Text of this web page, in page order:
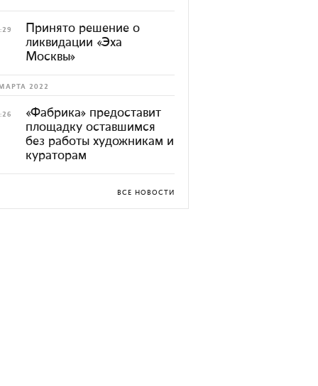
Принято решение о
ликвидации «Эха
Москвы»
2022
«Фабрика» предоставит
площадку оставшимся
без работы художникам и
кураторам
ВСЕ НОВОСТИ